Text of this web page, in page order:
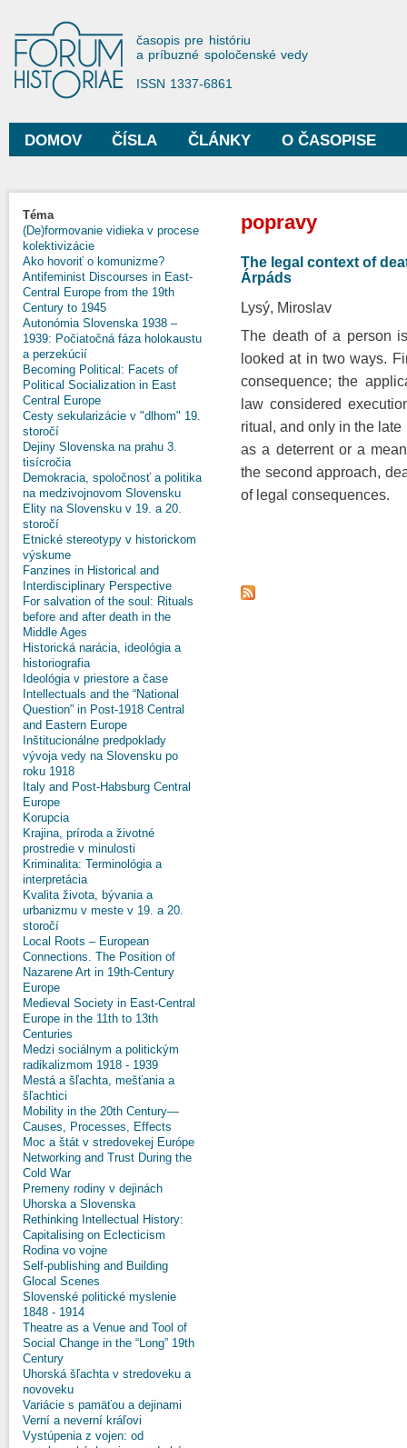
Forum Historiae
časopis pre históriu
a príbuzné spoločenské vedy
ISSN 1337-6861
Hlavné menu
DOMOV ČÍSLA ČLÁNKY O ČASOPISE
Nachádzate sa tu
Téma
(De)formovanie vidieka v procese
kolektivizácie
Ako hovoriť o komunizme?
Antifeminist Discourses in East-
Central Europe from the 19th
Century to 1945
Autonómia Slovenska 1938 –
1939: Počiatočná fáza holokaustu
a perzekúcií
Becoming Political: Facets of
Political Socialization in East
Central Europe
Cesty sekularizácie v "dlhom" 19.
storočí
Dejiny Slovenska na prahu 3.
tisícročia
Demokracia, spoločnosť a politika
na medzivojnovom Slovensku
Elity na Slovensku v 19. a 20.
storočí
Etnické stereotypy v historickom
výskume
Fanzines in Historical and
Interdisciplinary Perspective
For salvation of the soul: Rituals
before and after death in the
Middle Ages
Historická narácia, ideológia a
historiografia
Ideológia v priestore a čase
Intellectuals and the “National
Question” in Post-1918 Central
and Eastern Europe
Inštitucionálne predpoklady
vývoja vedy na Slovensku po
roku 1918
Italy and Post-Habsburg Central
Europe
Korupcia
Krajina, príroda a životné
prostredie v minulosti
Kriminalita: Terminológia a
interpretácia
Kvalita života, bývania a
urbanizmu v meste v 19. a 20.
storočí
Local Roots – European
Connections. The Position of
Nazarene Art in 19th-Century
Europe
Medieval Society in East-Central
Europe in the 11th to 13th
Centuries
Medzi sociálnym a politickým
radikalizmom 1918 - 1939
Mestá a šľachta, mešťania a
šľachtici
Mobility in the 20th Century—
Causes, Processes, Effects
Moc a štát v stredovekej Európe
Networking and Trust During the
Cold War
Premeny rodiny v dejinách
Uhorska a Slovenska
Rethinking Intellectual History:
Capitalising on Eclecticism
Rodina vo vojne
Self-publishing and Building
Glocal Scenes
Slovenské politické myslenie
1848 - 1914
Theatre as a Venue and Tool of
Social Change in the “Long” 19th
Century
Uhorská šľachta v stredoveku a
novoveku
Variácie s pamäťou a dejinami
Verní a neverní kráľovi
Vystúpenia z vojen: od
popravy
The legal context of
Árpáds
Lysý, Miroslav
The death of a person
looked at in two ways.
consequence; the
law considered
ritual, and only in the
as a deterrent or a
the second approach,
of legal consequences.